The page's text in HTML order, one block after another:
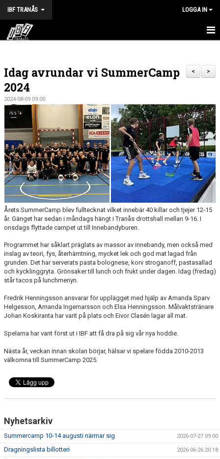
IBF TRANÅS LOGGA IN
FÖRENINGEN
VÅRA LAG
TRÄNINGSTIDER
KALENDER
MATCHER
BILDGALLERI
DOKUMENT
HALVA POTTEN
>
<
Idag avrundar vi SummerCamp
2024
2024-08-09 09:00
Årets SummerCamp blev fulltecknat vilket innebär 40 killar och tjejer 12-15
år. Gänget har sedan i måndags hängt i Tranås drottshall mellan 9-16. I
onsdags flyttade campet ut till Innebandyburen.
Programmet har såklart präglats av massor av innebandy, men också med
inslag av teori, fys, återhämtning, mycket lek och god mat lagad från
grunden. Det har serverats pasta bolognese, korv stroganoff, pastasallad
och kycklinggryta. Grönsaker till lunch och frukt under dagen. Idag (fredag)
står tacos på lunchmenyn.
Fredrik Henningsson ansvarar för upplägget med hjälp av Amanda Sparv
Helgesson, Amanda Ingemarsson och Elsa Henningsson. Målvaktstränare
Johan Koskiranta har varit på plats och Eivor Clasén lagar all mat.
Spelarna har varit först ut i IBF att få dra på sig vår nya hoddie.
Nästa år, veckan innan skolan börjar, hälsar vi spelare födda 2010-2013
välkomna till SummerCamp 2025.
Nyhetsarkiv
Summercamp 10-14 augusti närmar sig 2026-07-27 09:00
Dragningslista billotteri 2026-06-26 20:18